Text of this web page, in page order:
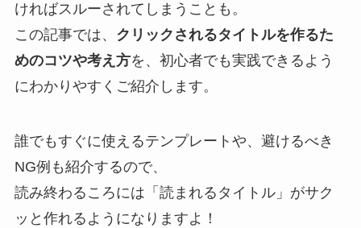
ければスルーされてしまうことも。
この記事では、 クリックされるタイトルを作るた
めのコツや考え方を、初心者でも実践できるよう
にわかりやすくご紹介します。
誰でもすぐに使えるテンプレートや、避けるべき
NG例も紹介するので、
読み終わるころには「読まれるタイトル」がサク
ッと作れるようになりますよ！